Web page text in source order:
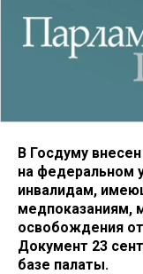
В Госдуму
на федеральном
инвалидам,
медпоказаниям,
освобождения от
Документ 23
базе палаты.